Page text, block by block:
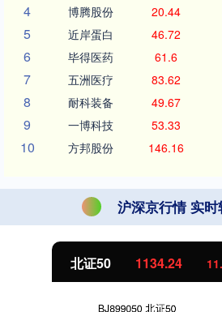
4 博腾股份 20.44
5 近岸蛋白 46.72
6 毕得医药 61.6
7 五洲医疗 83.62
8 耐科装备 49.67
9 一博科技 53.33
10 方邦股份 146.16
沪深京行情 实时
北证50 1134.24